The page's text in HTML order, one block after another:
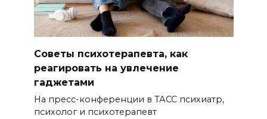
Советы психотерапевта, как
реагировать на увлечение
гаджетами
На пресс-конференции в ТАСС психиатр,
психолог и психотерапевт